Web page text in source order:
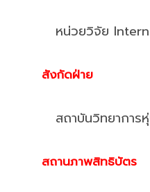
หน่วยวิจัย
สังกัดฝ่าย
สถาบันวิทยาการ
สถานภาพสิทธิบัตร